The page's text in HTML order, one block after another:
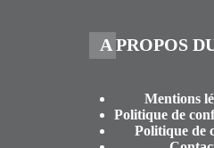
A PROPOS
Mentions
Politique de
Politique de